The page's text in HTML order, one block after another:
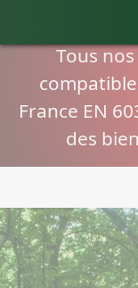
Tous
France EN
des